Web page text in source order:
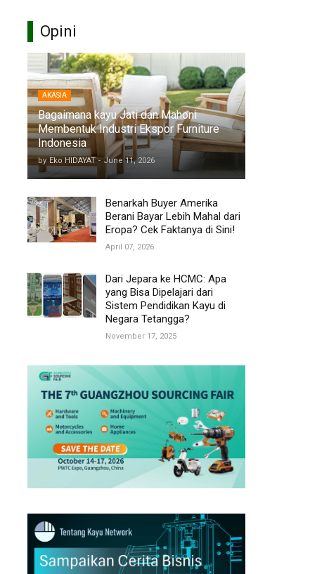
Opini
AKASIA
Bagaimana kayu Jati dan Mahoni
Membentuk Industri Ekspor Furniture
Indonesia
by Eko HIDAYAT - June 11, 2026
Benarkah Buyer Amerika
Berani Bayar Lebih Mahal dari
Eropa? Cek Faktanya di Sini!
April 07, 2026
Dari Jepara ke HCMC: Apa
yang Bisa Dipelajari dari
Sistem Pendidikan Kayu di
Negara Tetangga?
November 17, 2025